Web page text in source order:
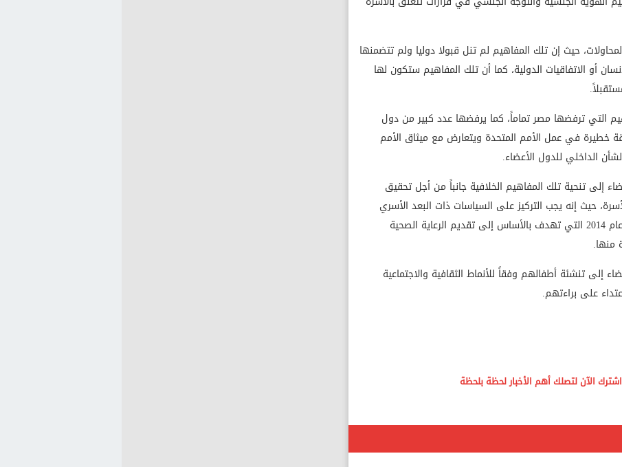
حيث إن تلك المفاهيم لم تنل قبولا دوليا ولم تتضمنها
أو الاتفاقيات الدولية، كما أن تلك المفاهيم ستكون لها
التي ترفضها مصر تماماً، كما يرفضها عدد كبير من دول
خطيرة في عمل الأمم المتحدة ويتعارض مع ميثاق الأمم
الداخلي للدول الأعضاء.
إلى تنحية تلك المفاهيم الخلافية جانباً من أجل تحقيق
حيث إنه يجب التركيز على السياسات ذات البعد الأسري
خلال إعداد أجندة التنمية الجديدة لما بعد عام 2014 التي تهدف بالأساس إلى تقديم الرعاية الصحية
منها.
إلى تنشئة أطفالهم وفقاً للأنماط الثقافية والاجتماعية
على براءتهم.